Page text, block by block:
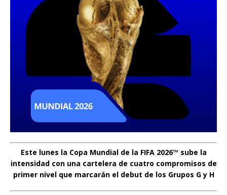
Este lunes la Copa Mundial de la FIFA 2026™ sube la
intensidad con una cartelera de cuatro compromisos de
primer nivel que marcarán el debut de los Grupos G y H